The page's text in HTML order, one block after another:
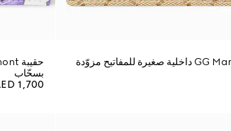
حقيبة GG Marmont داخلية صغيرة للمفاتيح مزوّدة
بسحّاب
1,700